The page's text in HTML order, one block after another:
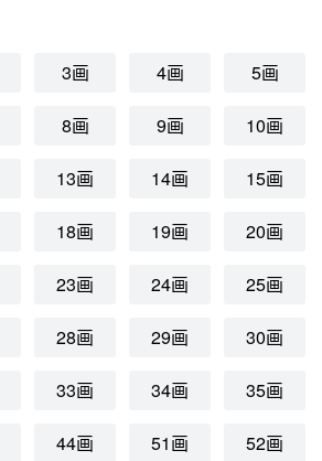
3画 4画 5画
8画 9画 10画
13画 14画 15画
18画 19画 20画
23画 24画 25画
28画 29画 30画
33画 34画 35画
44画 51画 52画